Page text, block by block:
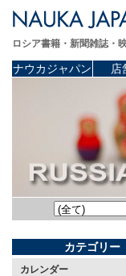
ロシア書籍・新聞雑誌
ナウカジャパン 店
カテゴリー
カレンダー